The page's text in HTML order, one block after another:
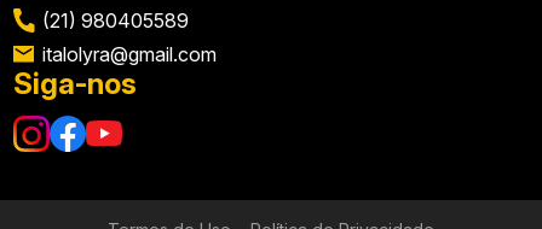
(21) 980405589
italolyra@gmail.com
Siga-nos